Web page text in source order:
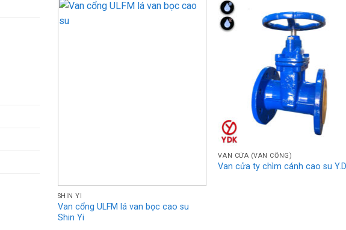
SHIN YI
Van cổng ULFM lá van bọc cao su
Shin Yi
VAN CỬA (VAN CỔNG)
Van cửa ty chìm cánh cao su